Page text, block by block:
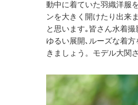
動中に着ていた羽織洋服
ンを大きく開けたり出来
と思います｡皆さん水着
ゆるい展開､ルーズな着
きましょう。モデル大関